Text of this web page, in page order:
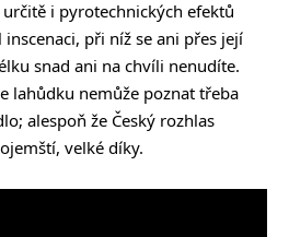
určitě i pyrotechnických efektů
při níž se ani přes její
snad ani na chvíli nenudíte.
lahůdku nemůže poznat třeba
alespoň že Český rozhlas
velké díky.